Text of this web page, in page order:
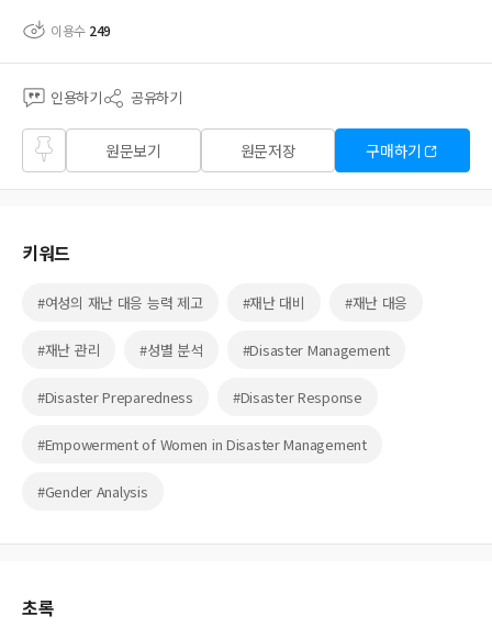
이용수 249
인용하기 공유하기
즐겨
찾기
원문보기 원문저장 구매하기
키워드
#여성의 재난 대응 능력 제고 #재난 대비 #재난 대응
#재난 관리 #성별 분석 #Disaster Management
#Disaster Preparedness #Disaster Response
#Empowerment of Women in Disaster Management
#Gender Analysis
초록